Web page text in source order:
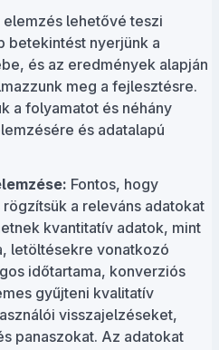
lehetővé teszi
betekintést nyerjünk a
és az eredmények alapján
meg a fejlesztésre.
a folyamatot és néhány
és adatalapú
Fontos, hogy
a releváns adatokat
kvantitatív adatok, mint
letöltésekre vonatkozó
időtartama, konverziós
gyűjteni kvalitatív
visszajelzéseket,
panaszokat. Az adatokat